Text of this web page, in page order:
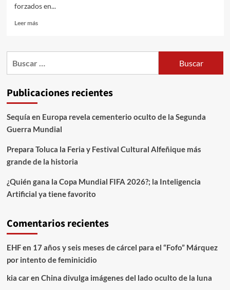
forzados en...
Leer más
Publicaciones recientes
Sequía en Europa revela cementerio oculto de la Segunda
Guerra Mundial
Prepara Toluca la Feria y Festival Cultural Alfeñique más
grande de la historia
¿Quién gana la Copa Mundial FIFA 2026?; la Inteligencia
Artificial ya tiene favorito
Comentarios recientes
EHFen 17 años y seis meses de cárcel para el “Fofo” Márquez
por intento de feminicidio
kia caren China divulga imágenes del lado oculto de la luna